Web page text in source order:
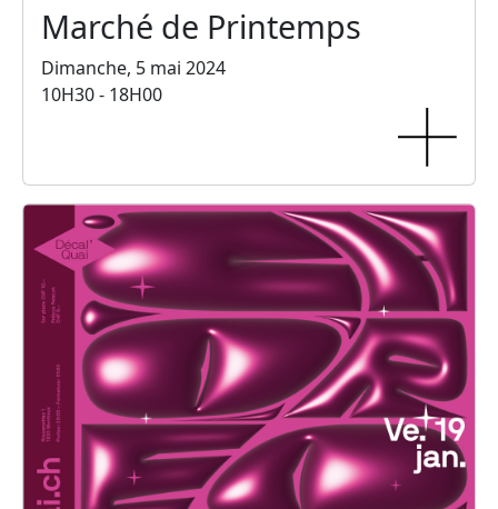
Marché de Printemps
Dimanche, 5 mai 2024
10H30 - 18H00